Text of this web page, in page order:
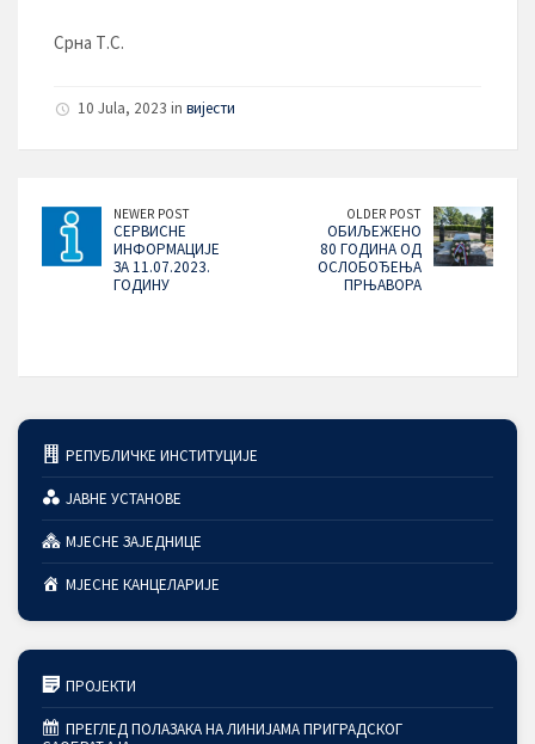
Срна Т.С.
10 Jula, 2023 in вијести
NEWER POST
СЕРВИСНЕ
ИНФОРМАЦИЈЕ
ЗА 11.07.2023.
ГОДИНУ
OLDER POST
ОБИЉЕЖЕНО
80 ГОДИНА ОД
ОСЛОБОЂЕЊА
ПРЊАВОРА
РЕПУБЛИЧКЕ ИНСТИТУЦИЈЕ
ЈАВНЕ УСТАНОВЕ
МЈЕСНЕ ЗАЈЕДНИЦЕ
МЈЕСНЕ КАНЦЕЛАРИЈЕ
ПРОЈЕКТИ
ПРЕГЛЕД ПОЛАЗАКА НА ЛИНИЈАМА ПРИГРАДСКОГ